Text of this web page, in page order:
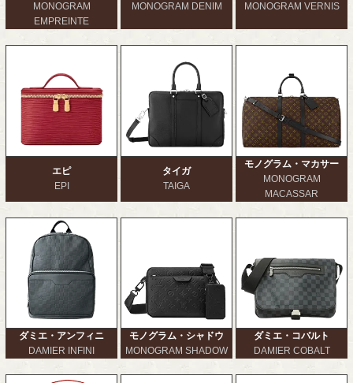
MONOGRAM
EMPREINTE
MONOGRAM DENIM
MONOGRAM VERNIS
エピ
EPI
タイガ
TAIGA
モノグラム・マカサー
MONOGRAM
MACASSAR
ダミエ・アンフィニ
DAMIER INFINI
モノグラム・シャドウ
MONOGRAM SHADOW
ダミエ・コバルト
DAMIER COBALT